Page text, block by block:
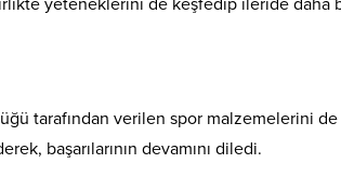
tarafından verilen spor malzemelerini
başarılarının devamını diledi.